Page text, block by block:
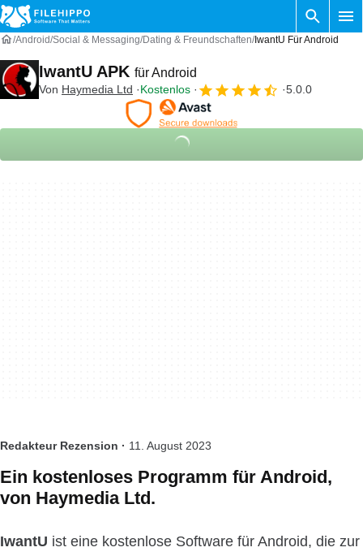
Android Social & Messaging Dating & Freundschaften IwantU Für Android
IwantU APK für Android
Von Haymedia Ltd Kostenlos 5.0.0
Redakteur Rezension · 11. August 2023
Ein kostenloses Programm für Android,
von Haymedia Ltd.
IwantU ist eine kostenlose Software für Android, die zur